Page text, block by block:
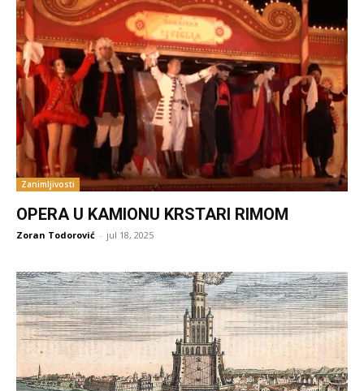
Zanimljivosti
OPERA U KAMIONU KRSTARI RIMOM
Zoran Todorović - jul 18, 2025